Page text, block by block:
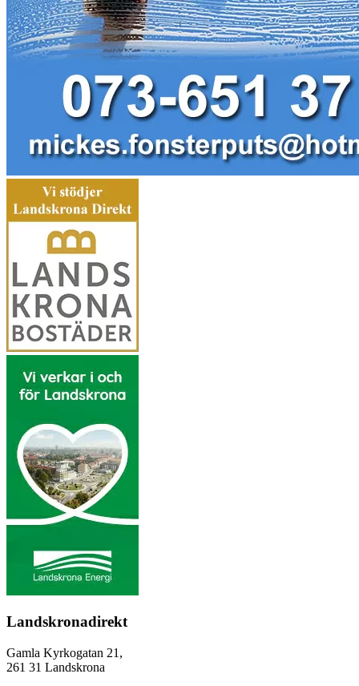
Landskronadirekt
Gamla Kyrkogatan 21,
261 31 Landskrona